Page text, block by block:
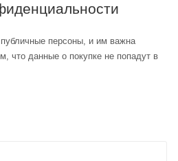
персоны, и им важна
что данные о покупке не попадут в